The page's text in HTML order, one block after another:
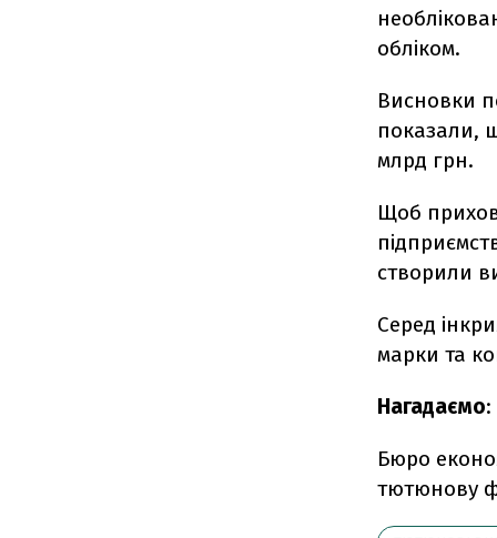
обліком.
Висновки
показали,
млрд грн.
Щоб
створили
Серед
марки та
Нагадаємо:
Бюро
тютюнову